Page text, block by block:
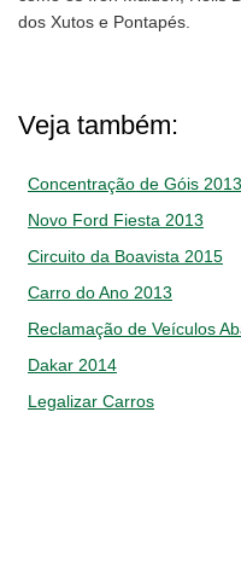
dos Xutos e Pontapés.
Veja também:
Concentração de Góis 2013
Novo Ford Fiesta 2013
Circuito da Boavista 2015
Carro do Ano 2013
Reclamação de Veículos
Dakar 2014
Legalizar Carros